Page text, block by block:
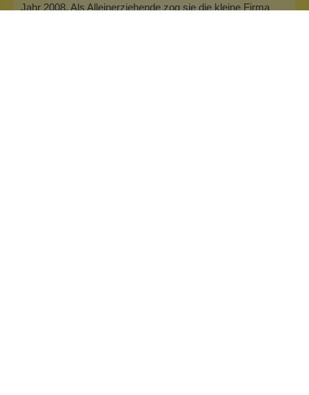
Jahr 2008. Als Alleinerziehende zog sie die kleine Firma